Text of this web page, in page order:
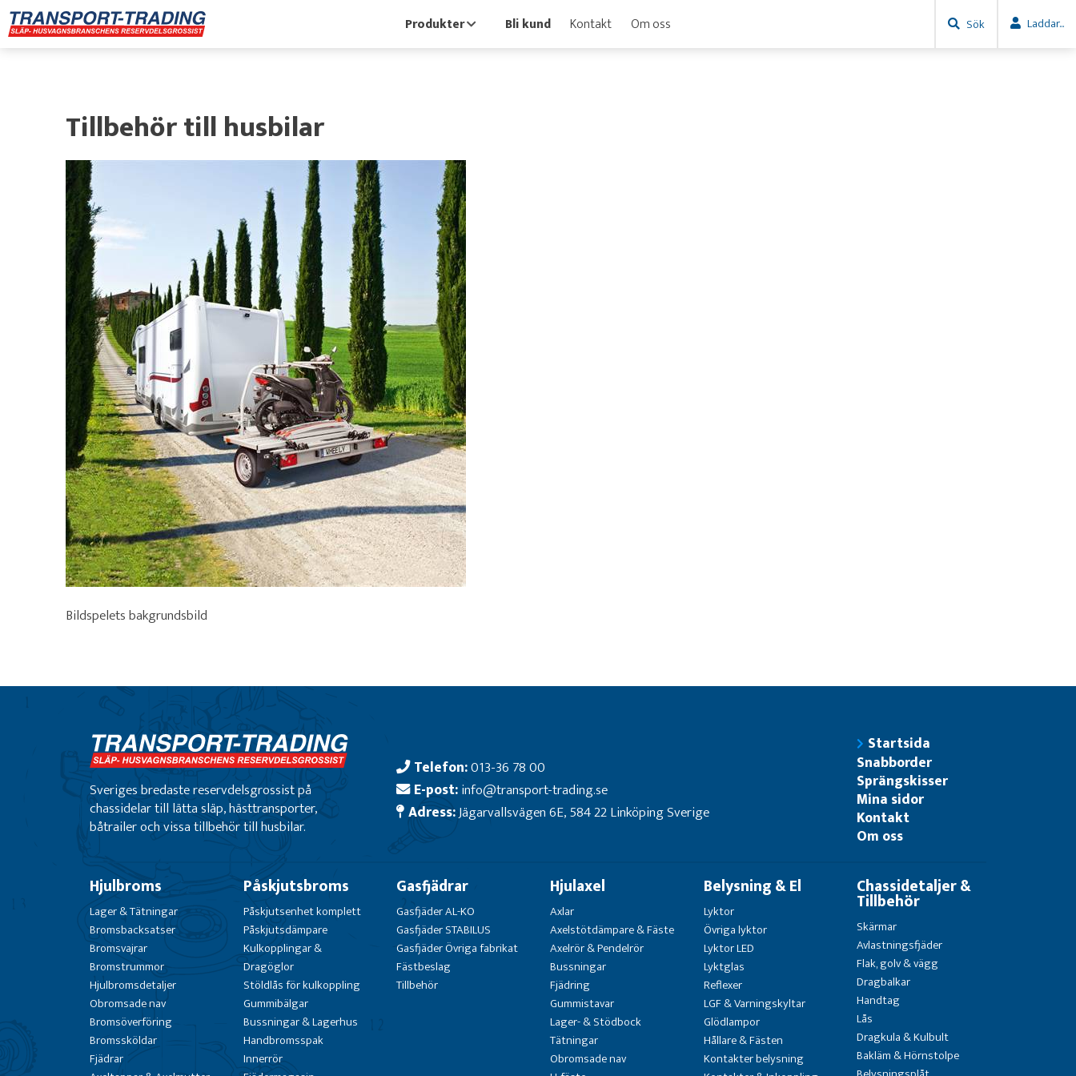
Produkter Bli kund Kontakt Om oss Sök Laddar...
Tillbehör till husbilar
Bildspelets bakgrundsbild
Sveriges bredaste reservdelsgrossist på
chassidelar till lätta släp, hästtransporter,
båtrailer och vissa tillbehör till husbilar.
Telefon:013-36 78 00
E-post:info@transport-trading.se
Adress:Jägarvallsvägen 6E, 584 22 Linköping Sverige
Startsida
Snabborder
Sprängskisser
Mina sidor
Kontakt
Om oss
Hjulbroms
Lager & Tätningar
Bromsbacksatser
Bromsvajrar
Bromstrummor
Hjulbromsdetaljer
Obromsade nav
Bromsöverföring
Bromssköldar
Fjädrar
Påskjutsbroms
Påskjutsenhet komplett
Påskjutsdämpare
Kulkopplingar &
Dragöglor
Stöldlås för kulkoppling
Gummibälgar
Bussningar & Lagerhus
Handbromsspak
Innerrör
Gasfjädrar
Gasfjäder AL-KO
Gasfjäder STABILUS
Gasfjäder Övriga fabrikat
Fästbeslag
Tillbehör
Hjulaxel
Axlar
Axelstötdämpare & Fäste
Axelrör & Pendelrör
Bussningar
Fjädring
Gummistavar
Lager- & Stödbock
Tätningar
Obromsade nav
Belysning & El
Lyktor
Övriga lyktor
Lyktor LED
Lyktglas
Reflexer
LGF & Varningskyltar
Glödlampor
Hållare & Fästen
Kontakter belysning
Chassidetaljer &
Tillbehör
Skärmar
Avlastningsfjäder
Flak, golv & vägg
Dragbalkar
Handtag
Lås
Dragkula & Kulbult
Bakläm & Hörnstolpe